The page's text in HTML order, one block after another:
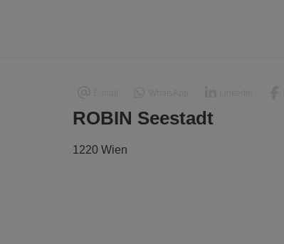
ROBIN Seestadt
1220 Wien